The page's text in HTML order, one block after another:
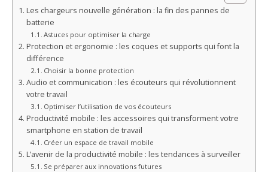
Les chargeurs nouvelle génération : la fin des pannes de
batterie
Astuces pour optimiser la charge
Protection et ergonomie : les coques et supports qui font la
différence
Choisir la bonne protection
Audio et communication : les écouteurs qui révolutionnent
votre travail
Optimiser l’utilisation de vos écouteurs
Productivité mobile : les accessoires qui transforment votre
smartphone en station de travail
Créer un espace de travail mobile
L’avenir de la productivité mobile : les tendances à surveiller
Se préparer aux innovations futures